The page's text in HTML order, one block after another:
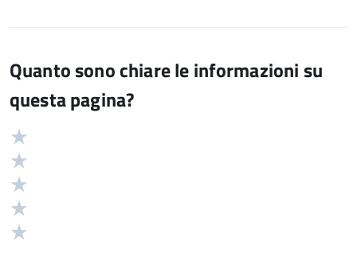
Quanto sono chiare le informazioni su
questa pagina?
Valutazione